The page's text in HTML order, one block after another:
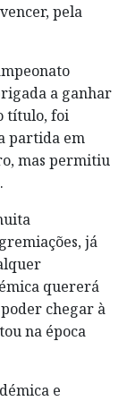
pela
a ganhar
título, foi
partida em
mas permitiu
já
quererá
chegar à
na época
e